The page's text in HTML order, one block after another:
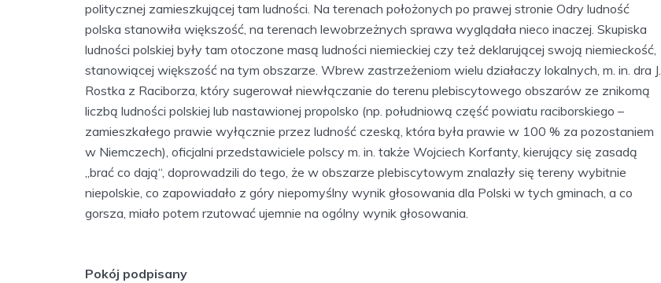
politycznej zamieszkującej tam ludności. Na terenach położonych po prawej stronie Odry ludność
polska stanowiła większość, na terenach lewobrzeżnych sprawa wyglądała nieco inaczej. Skupiska
ludności polskiej były tam otoczone masą ludności niemieckiej czy też deklarującej swoją niemieckość,
stanowiącej większość na tym obszarze. Wbrew zastrzeżeniom wielu działaczy lokalnych, m. in. dra J.
Rostka z Raciborza, który sugerował niewłączanie do terenu plebiscytowego obszarów ze znikomą
liczbą ludności polskiej lub nastawionej propolsko (np. południową część powiatu raciborskiego –
zamieszkałego prawie wyłącznie przez ludność czeską, która była prawie w 100 % za pozostaniem
w Niemczech), oficjalni przedstawiciele polscy m. in. także Wojciech Korfanty, kierujący się zasadą
„brać co dają“, doprowadzili do tego, że w obszarze plebiscytowym znalazły się tereny wybitnie
niepolskie, co zapowiadało z góry niepomyślny wynik głosowania dla Polski w tych gminach, a co
gorsza, miało potem rzutować ujemnie na ogólny wynik głosowania.
Pokój podpisany